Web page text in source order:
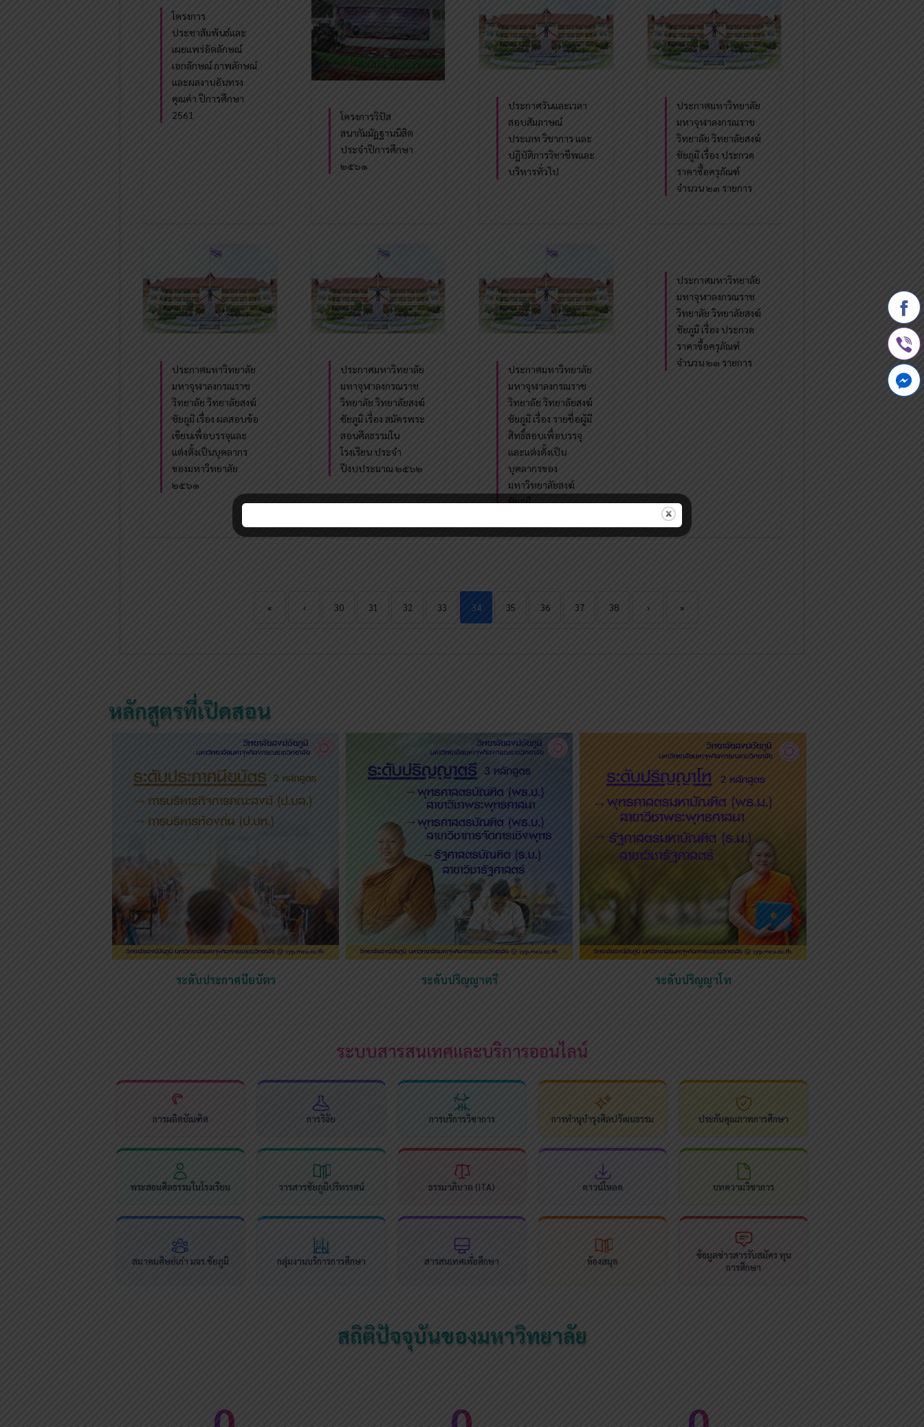
โครงการ
ประชาสัมพันธ์และ
เผยแพร่อัตลักษณ์
เอกลักษณ์ ภาพลักษณ์
และผลงานอันทรง
คุณค่า ปีการศึกษา
2561
โครงการวิปัส
สนากัมมัฏฐานนิสิต
ประจำปีการศึกษา
๒๕๖๑
ประกาศวันและเวลา
สอบสัมภาษณ์
ประเภท วิชาการ และ
ปฏิบัติการวิชาชีพและ
บริหารทั่วไป
ประกาศมหาวิทยาลัย
มหาจุฬาลงกรณราช
วิทยาลัย วิทยาลัยสงฆ์
ชัยภูมิ เรื่อง ประกวด
ราคาซื้อครุภัณฑ์
จำนวน ๒๓ รายการ
ประกาศมหาวิทยาลัย
มหาจุฬาลงกรณราช
วิทยาลัย วิทยาลัยสงฆ์
ชัยภูมิ เรื่อง ผลสอบข้อ
เขียนเพื่อบรรจุและ
แต่งตั้งเป็นบุคลากร
ของมหาวิทยาลัย
๒๕๖๑
ประกาศมหาวิทยาลัย
มหาจุฬาลงกรณราช
วิทยาลัย วิทยาลัยสงฆ์
ชัยภูมิ เรื่อง สมัครพระ
สอนศีลธรรมใน
โรงเรียน ประจำ
ปีงบประมาณ ๒๕๖๒
ประกาศมหาวิทยาลัย
มหาจุฬาลงกรณราช
วิทยาลัย วิทยาลัยสงฆ์
ชัยภูมิ เรื่อง รายชื่อผู้มี
สิทธิ์สอบเพื่อบรรจุ
และแต่งตั้งเป็น
บุคลากรของ
มหาวิทยาลัยสงฆ์
ชัยภูมิ
ประกาศมหาวิทยาลัย
มหาจุฬาลงกรณราช
วิทยาลัย วิทยาลัยสงฆ์
ชัยภูมิ เรื่อง ประกวด
ราคาซื้อครุภัณฑ์
จำนวน ๒๓ รายการ
« ‹ 30 31 32 33 34 35 36 37 38 › »
หลักสูตรที่เปิดสอน
ระดับประกาศนียบัตร ระดับปริญญาตรี ระดับปริญญาโท
ระบบสารสนเทศและบริการออนไลน์
การผลิตบัณฑิต การวิจัย การบริการวิชาการ การทำนุบำรุงศิลปวัฒนธรรม ประกันคุณภาพการศึกษา
พระสอนศีลธรรมในโรงเรียน วารสารชัยภูมิปริทรรศน์ ธรรมาภิบาล (ITA) ดาวน์โหลด บทความวิชาการ
สมาคมศิษย์เก่า มจร.ชัยภูมิ กลุ่มงานบริการการศึกษา สารสนเทศเพื่อศึกษา ห้องสมุด
ข้อมูลข่าวสารรับสมัคร ทุน
การศึกษา
สถิติปัจจุบันของมหาวิทยาลัย